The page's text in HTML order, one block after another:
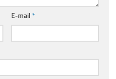
E-mail *